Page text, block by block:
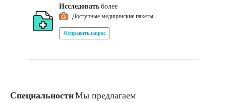
Исследоватьболее
Доступные медицинские пакеты
Отправить запрос
СпециальностиМы предлагаем